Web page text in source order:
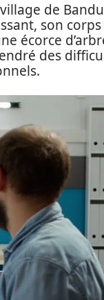
de
son
écorce
des